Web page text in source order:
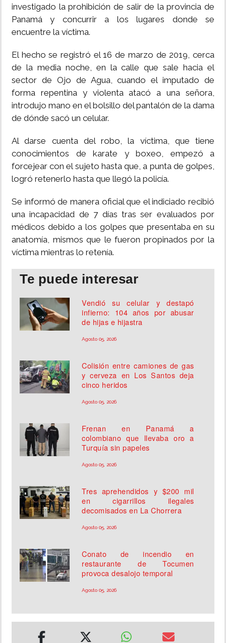
investigado la prohibición de salir de la provincia de
Panamá y concurrir a los lugares donde se
encuentre la víctima.
El hecho se registró el 16 de marzo de 2019, cerca
de la media noche, en la calle que sale hacia el
sector de Ojo de Agua, cuando el imputado de
forma repentina y violenta atacó a una señora,
introdujo mano en el bolsillo del pantalón de la dama
de dónde sacó un celular.
Al darse cuenta del robo, la víctima, que tiene
conocimientos de karate y boxeo, empezó a
forcejear con el sujeto hasta que, a punta de golpes,
logró retenerlo hasta que llegó la policía.
Se informó de manera oficial que el indiciado recibió
una incapacidad de 7 días tras ser evaluados por
médicos debido a los golpes que presentaba en su
anatomía, mismos que le fueron propinados por la
víctima mientras lo retenía.
Te puede interesar
Vendió su celular y destapó
infierno: 104 años por abusar
de hijas e hijastra
Agosto 05, 2026
Colisión entre camiones de gas
y cerveza en Los Santos deja
cinco heridos
Agosto 05, 2026
Frenan en Panamá a
colombiano que llevaba oro a
Turquía sin papeles
Agosto 05, 2026
Tres aprehendidos y $200 mil
en cigarrillos ilegales
decomisados en La Chorrera
Agosto 05, 2026
Conato de incendio en
restaurante de Tocumen
provoca desalojo temporal
Agosto 05, 2026